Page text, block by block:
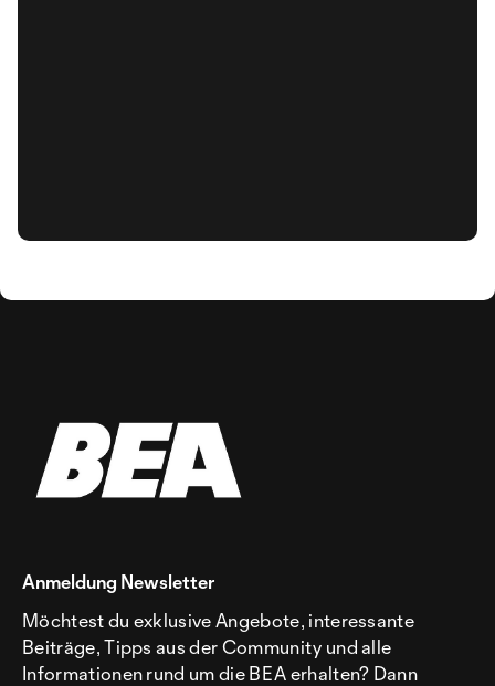
Anmeldung Newsletter
Möchtest du exklusive Angebote, interessante
Beiträge, Tipps aus der Community und alle
Informationen rund um die BEA erhalten? Dann